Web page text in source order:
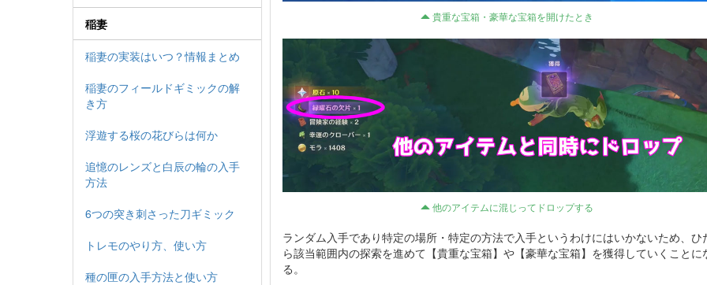
稲妻
稲妻の実装はいつ？情報まとめ
稲妻のフィールドギミックの解
き方
浮遊する桜の花びらは何か
追憶のレンズと白辰の輪の入手
方法
6つの突き刺さった刀ギミック
トレモのやり方、使い方
種の匣の入手方法と使い方
貴重な宝箱・豪華な宝箱を開けたとき
他のアイテムに混じってドロップする
ランダム入手であり特定の場所・特定の方法で入手というわけにはいかないため、ひ
ら該当範囲内の探索を進めて【貴重な宝箱】や【豪華な宝箱】を獲得していくことに
る。